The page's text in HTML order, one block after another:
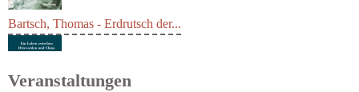
Bartsch, Thomas - Erdrutsch der...
Veranstaltungen